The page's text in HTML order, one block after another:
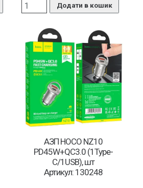
Додати в кошик
АЗП HOCO NZ10
PD45W+QC3.0 (1Type-
C/1USB), шт
Артикул: 130248